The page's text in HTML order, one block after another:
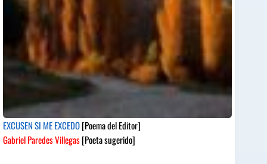
EXCUSEN SI ME EXCEDO[Poema del Editor]
Gabriel Paredes Villegas[Poeta sugerido]